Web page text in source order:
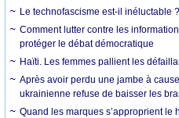
Le technofascisme est-il inéluctable ?
Comment lutter contre les
protéger le débat démocratique
Haïti. Les femmes pallient les
Après avoir perdu une jambe à
ukrainienne refuse de baisser les
Quand les marques s’approprient le